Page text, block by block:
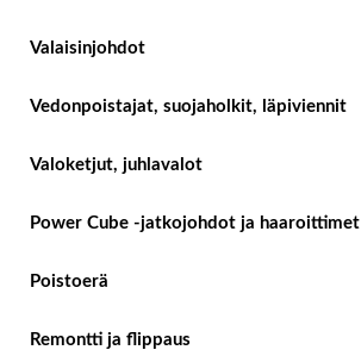
Valaisinjohdot
Vedonpoistajat, suojaholkit, läpiviennit
Valoketjut, juhlavalot
Power Cube -jatkojohdot ja haaroittimet
Poistoerä
Remontti ja flippaus